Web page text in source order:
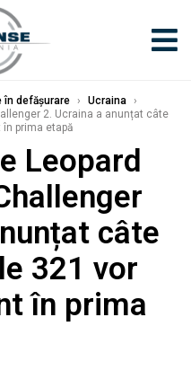
în defășurare › Ucraina ›
2. Ucraina a anunțat câte
prima etapă
Leopard
câte
321 vor
în prima